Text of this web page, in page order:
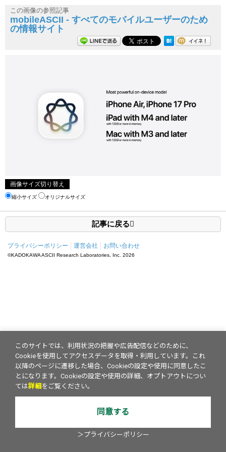
この画像の参照記事
mobileASCII - すべてのモバイルユーザーのため
の情報サイト
画像サイズ切り替え
縮小サイズ オリジナルサイズ
記事に戻る
プライバシーポリシー 運営会社 お問い合わせ
©KADOKAWA ASCII Research Laboratories, Inc. 2026
このサイトでは、利用状況の把握や広告配信などのために、
Cookieを使用してアクセスデータを取得・利用しています。これ
以降のページに遷移した場合、Cookieの設定や使用に同意したこ
とになります。Cookieの設定や使用の詳細、オプトアウトについ
ては詳細 をご覧ください。
同意する
＞プライバシーポリシー